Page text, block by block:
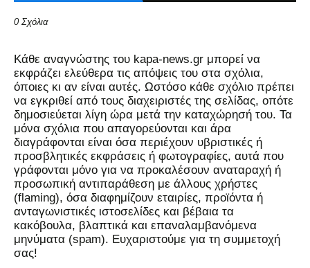
0 Σχόλια
Kάθε αναγνώστης του kapa-news.gr μπορεί να
εκφράζει ελεύθερα τις απόψεις του στα σχόλια,
όποιες κι αν είναι αυτές. Ωστόσο κάθε σχόλιο πρέπει
να εγκριθεί από τους διαχειριστές της σελίδας, οπότε
δημοσιεύεται λίγη ώρα μετά την καταχώρησή του. Τα
μόνα σχόλια που απαγορεύονται και άρα
διαγράφονται είναι όσα περιέχουν υβριστικές ή
προσβλητικές εκφράσεις ή φωτογραφίες, αυτά που
γράφονται μόνο για να προκαλέσουν αναταραχή ή
προσωπική αντιπαράθεση με άλλους χρήστες
(flaming), όσα διαφημίζουν εταιρίες, προϊόντα ή
ανταγωνιστικές ιστοσελίδες και βέβαια τα
κακόβουλα, βλαπτικά και επαναλαμβανόμενα
μηνύματα (spam). Ευχαριστούμε για τη συμμετοχή
σας!